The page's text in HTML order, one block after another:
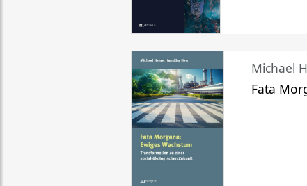
Michael
Fata